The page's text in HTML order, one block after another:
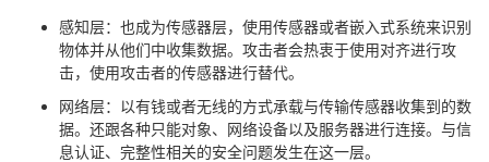
课
的
我
术
云 感知层：也成为传感器层，使用传感器或者嵌入式系统来识别
物体并从他们中收集数据。攻击者会热衷于使用对齐进行攻
击，使用攻击者的传感器进行替代。
网络层：以有钱或者无线的方式承载与传输传感器收集到的数
据。还跟各种只能对象、网络设备以及服务器进行连接。与信
息认证、完整性相关的安全问题发生在这一层。